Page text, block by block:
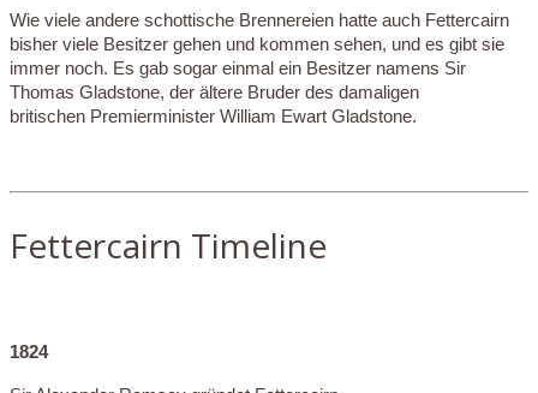
Wie viele andere schottische Brennereien hatte auch Fettercairn
bisher viele Besitzer gehen und kommen sehen, und es gibt sie
immer noch. Es gab sogar einmal ein Besitzer namens Sir
Thomas Gladstone, der ältere Bruder des damaligen
britischen Premierminister William Ewart Gladstone.
Fettercairn Timeline
1824